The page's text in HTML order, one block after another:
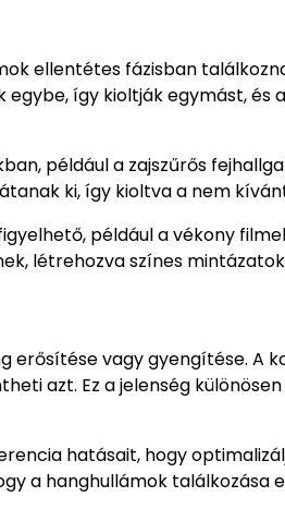
ellentétes fázisban
így kioltják egymást, és
például a zajszűrős
ki, így kioltva a nem
például a vékony
létrehozva színes
erősítése vagy gyengítése. A
azt. Ez a jelenség
hatásait, hogy
a hanghullámok találkozása